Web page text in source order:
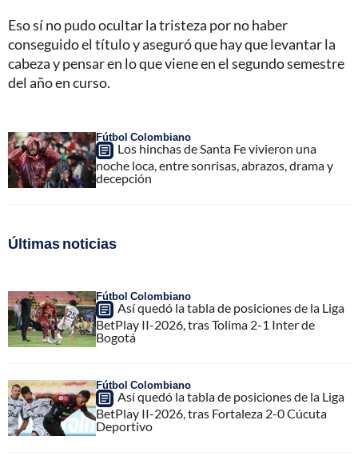
Eso sí no pudo ocultar la tristeza por no haber
conseguido el título y aseguró que hay que levantar la
cabeza y pensar en lo que viene en el segundo semestre
del año en curso.
Fútbol Colombiano
Los hinchas de Santa Fe vivieron una
noche loca, entre sonrisas, abrazos, drama y
decepción
Últimas noticias
Fútbol Colombiano
Así quedó la tabla de posiciones de la Liga
BetPlay II-2026, tras Tolima 2-1 Inter de
Bogotá
Fútbol Colombiano
Así quedó la tabla de posiciones de la Liga
BetPlay II-2026, tras Fortaleza 2-0 Cúcuta
Deportivo